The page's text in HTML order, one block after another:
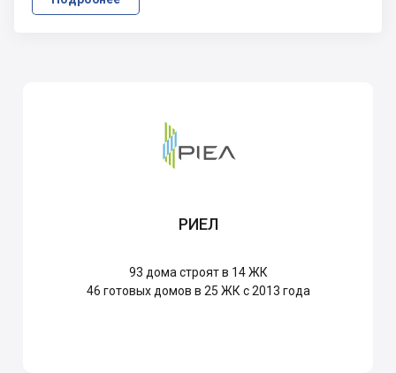
РИЕЛ
93 дома строят в 14 ЖК
46 готовых домов в 25 ЖК с 2013 года